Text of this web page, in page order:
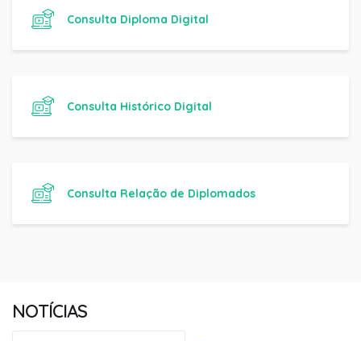
Consulta Diploma Digital
Consulta Histórico Digital
Consulta Relação de Diplomados
NOTÍCIAS